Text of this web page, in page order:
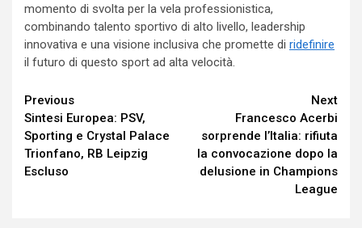
momento di svolta per la vela professionistica,
combinando talento sportivo di alto livello, leadership
innovativa e una visione inclusiva che promette di ridefinire
il futuro di questo sport ad alta velocità.
Continue
Reading
Previous
Sintesi Europea: PSV,
Sporting e Crystal Palace
Trionfano, RB Leipzig
Escluso
Next
Francesco Acerbi
sorprende l’Italia: rifiuta
la convocazione dopo la
delusione in Champions
League